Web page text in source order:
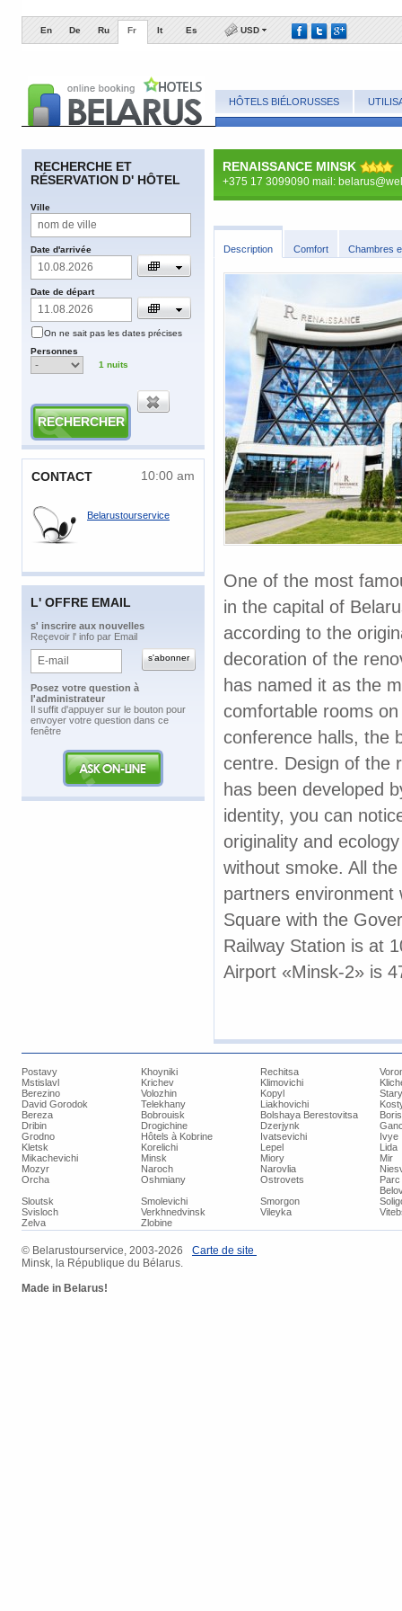
En De Ru Fr It Es USD
HÔTELS BIÉLORUSSES
​RECHERCHE ET
RÉSERVATION D' HÔTEL
​Ville
​Date d'arrivée
​Date de départ
​On ne sait pas les dates précises
​Personnes
1 nuits
CONTACT 10:00 am
Belarustourservice
L' OFFRE EMAIL
​s' inscrire aux nouvelles
Reçevoir l' info par Email
Posez votre question à
l'administrateur
​Il suffit d'appuyer sur le bouton pour
envoyer votre question dans ce
fenêtre
RENAISSANCE MINSK
+375 17 3099090 mail:
​Description Comfort Cha​mbres
One of the most
in the capital of
according to the
decoration of the
has named it as the
comfortable rooms
conference halls, the
centre. Design of the
has been developed
identity, you can
originality and
without smoke. All
partners
Square with the
Railway Station is at
Airport «Minsk-2» is
Postavy Khoyniki Rechitsa
Mstislavl
Krichev Klimovichi
Berezino
Volozhin Kopyl
David Gorodok
Telekhany Liakhovichi
Bereza
Bobrouisk Bolshaya Berestovitsa
Dribin
Drogichine Dzerjynk
Grodno
Hôtels à Kobrine Ivatsevichi
Ivye
Kletsk
Korelichi Lepel
Lida
Mikachevichi
Minsk Miory
Mir
Mozyr
Naroch Narovlia
Orcha
Oshmiany Ostrovets
Parc
Sloutsk
Smolevichi Smorgon
Svisloch
Verkhnedvinsk Vileyka
Zelva
Zlobine
© Belarustourservice, 2003-2026
Minsk, la République du Bélarus.
Made in Belarus!
Carte de site